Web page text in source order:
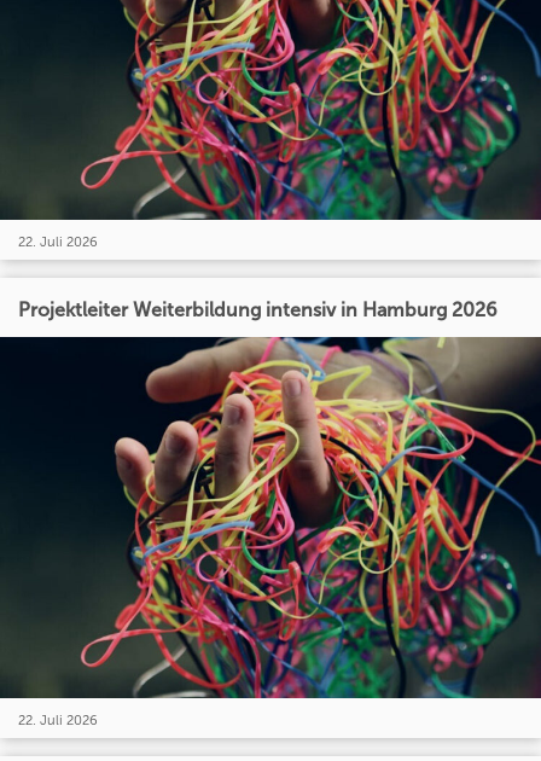
22. Juli 2026
Projektleiter Weiterbildung intensiv in Hamburg 2026
22. Juli 2026